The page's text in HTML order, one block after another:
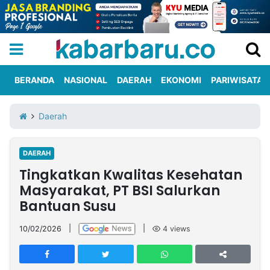
Iklan
Berita
Kami
Nasional
International
Olahraga
Entertainment
Daerah
Pariwisata
Kuliner
Kolom
Network
PT
TREETAN
BERANDA NASIONAL DAERAH EKONOMI PARIWISATA
Daerah
DAERAH
Tingkatkan Kwalitas Kesehatan
Masyarakat, PT BSI Salurkan
Bantuan Susu
10/02/2026 4 views